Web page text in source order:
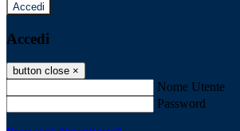
Accedi
Accedi
button close ×
Nome Utente
Password